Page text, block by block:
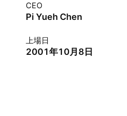
CEO
Pi Yueh Chen
上場日
2001年10月8日